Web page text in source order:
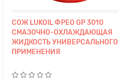
СОЖ LUKOIL ФРЕО GP 3010
СМАЗОЧНО-ОХЛАЖДАЮЩАЯ
ЖИДКОСТЬ УНИВЕРСАЛЬНОГО
ПРИМЕНЕНИЯ